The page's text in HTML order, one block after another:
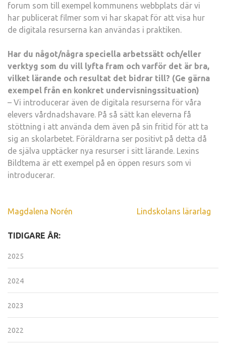
forum som till exempel kommunens webbplats där vi
har publicerat filmer som vi har skapat för att visa hur
de digitala resurserna kan användas i praktiken.
Har du något/några speciella arbetssätt och/eller
verktyg som du vill lyfta fram och varför det är bra,
vilket lärande och resultat det bidrar till? (Ge gärna
exempel från en konkret undervisningssituation)
– Vi introducerar även de digitala resurserna för våra
elevers vårdnadshavare. På så sätt kan eleverna få
stöttning i att använda dem även på sin fritid för att ta
sig an skolarbetet. Föräldrarna ser positivt på detta då
de själva upptäcker nya resurser i sitt lärande. Lexins
Bildtema är ett exempel på en öppen resurs som vi
introducerar.
Inläggsnavigering
Magdalena Norén Lindskolans lärarlag
TIDIGARE ÅR:
2025
2024
2023
2022